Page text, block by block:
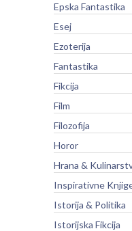
Epska Fantastika
Esej
Ezoterija
Fantastika
Fikcija
Film
Filozofija
Horor
Hrana &
Inspirativne
Istorija & Politika
Istorijska Fikcija